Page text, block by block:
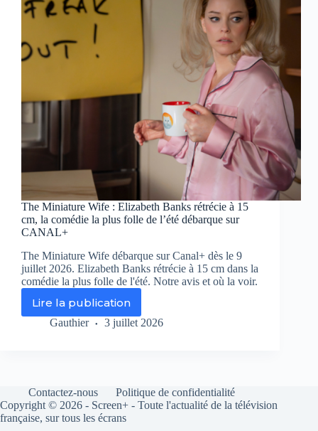
The Miniature Wife : Elizabeth Banks rétrécie à 15
cm, la comédie la plus folle de l’été débarque sur
CANAL+
The Miniature Wife débarque sur Canal+ dès le 9
juillet 2026. Elizabeth Banks rétrécie à 15 cm dans la
comédie la plus folle de l'été. Notre avis et où la voir.
Lire la publication
The
Miniature
rétrécie
à
15
Gauthier 3 juillet 2026
Contactez-nous
Politique de confidentialité
Copyright © 2026 - Screen+ - Toute l'actualité de la télévision
française, sur tous les écrans